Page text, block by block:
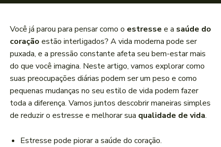
Você já parou para pensar como o estresse e a saúde do
coração estão interligados? A vida moderna pode ser
puxada, e a pressão constante afeta seu bem-estar mais
do que você imagina. Neste artigo, vamos explorar como
suas preocupações diárias podem ser um peso e como
pequenas mudanças no seu estilo de vida podem fazer
toda a diferença. Vamos juntos descobrir maneiras simples
de reduzir o estresse e melhorar sua qualidade de vida.
Estresse pode piorar a saúde do coração.